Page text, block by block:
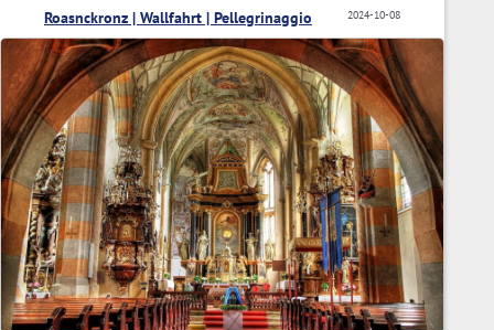
2024-10-08
Roasnckronz | Wallfahrt | Pellegrinaggio